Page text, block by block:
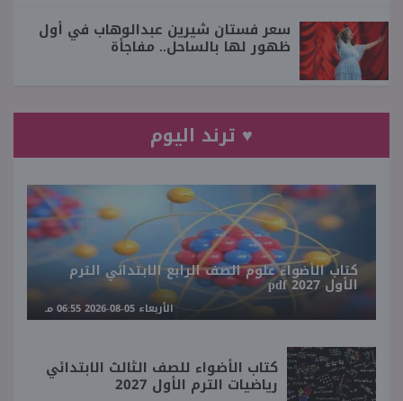
سعر فستان شيرين عبدالوهاب في أول
ظهور لها بالساحل.. مفاجأة
♥ ترند اليوم
كتاب الأضواء علوم الصف الرابع الابتدائي الترم
الأول 2027 pdf
الأربعاء 05-08-2026 06:55 مـ
كتاب الأضواء للصف الثالث الابتدائي
رياضيات الترم الأول 2027